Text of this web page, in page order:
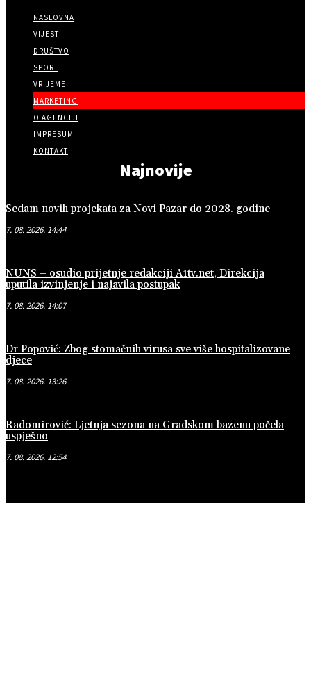
NASLOVNA
VIJESTI
DRUŠTVO
SPORT
VRIJEME
MARKETING
O AGENCIJI
IMPRESUM
KONTAKT
Najnovije
Sedam novih projekata za Novi Pazar do 2028. godine
7. 08. 2026. 14:44
NUNS – osudio prijetnje redakciji A1tv.net, Direkcija
uputila izvinjenje i najavila postupak
7. 08. 2026. 14:07
Dr Popović: Zbog stomačnih virusa sve više hospitalizovane
djece
7. 08. 2026. 13:26
Radomirović: Ljetnja sezona na Gradskom bazenu počela
uspješno
7. 08. 2026. 12:54